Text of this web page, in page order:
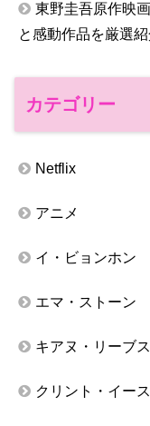
東野圭吾原作映
と感動作品を厳選
カテゴリー
Netflix
アニメ
イ・ビョンホン
エマ・ストーン
キアヌ・リーブス
クリント・イー